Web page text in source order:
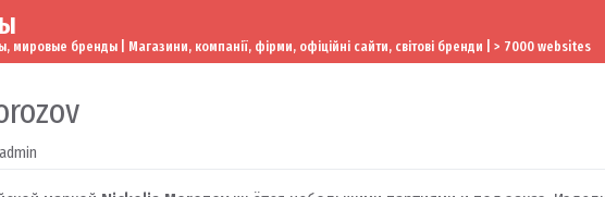
бренды | Магазини, компанії, фірми, офіційні сайти, світові бренди | > 7000 websites
admin